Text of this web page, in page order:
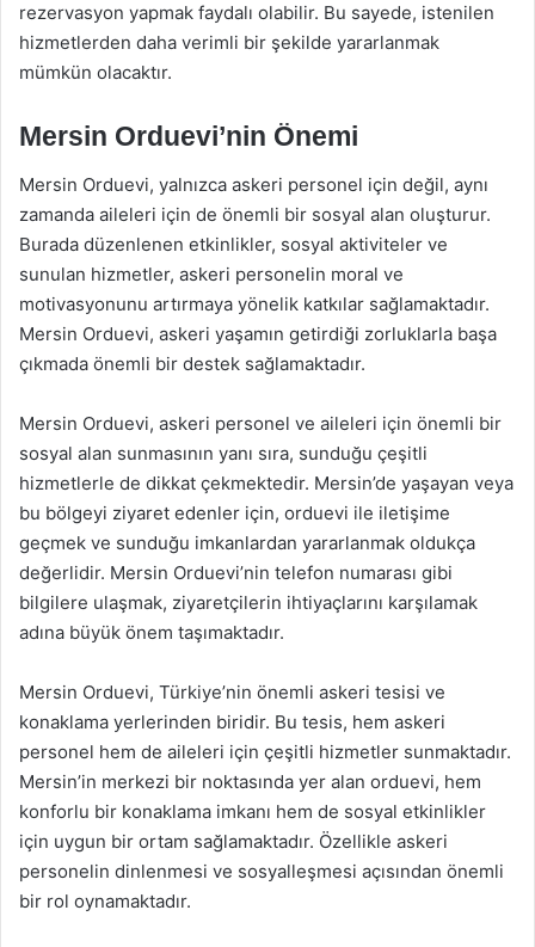
rezervasyon yapmak faydalı olabilir. Bu sayede, istenilen
hizmetlerden daha verimli bir şekilde yararlanmak
mümkün olacaktır.
Mersin Orduevi’nin Önemi
Mersin Orduevi, yalnızca askeri personel için değil, aynı
zamanda aileleri için de önemli bir sosyal alan oluşturur.
Burada düzenlenen etkinlikler, sosyal aktiviteler ve
sunulan hizmetler, askeri personelin moral ve
motivasyonunu artırmaya yönelik katkılar sağlamaktadır.
Mersin Orduevi, askeri yaşamın getirdiği zorluklarla başa
çıkmada önemli bir destek sağlamaktadır.
Mersin Orduevi, askeri personel ve aileleri için önemli bir
sosyal alan sunmasının yanı sıra, sunduğu çeşitli
hizmetlerle de dikkat çekmektedir. Mersin’de yaşayan veya
bu bölgeyi ziyaret edenler için, orduevi ile iletişime
geçmek ve sunduğu imkanlardan yararlanmak oldukça
değerlidir. Mersin Orduevi’nin telefon numarası gibi
bilgilere ulaşmak, ziyaretçilerin ihtiyaçlarını karşılamak
adına büyük önem taşımaktadır.
Mersin Orduevi, Türkiye’nin önemli askeri tesisi ve
konaklama yerlerinden biridir. Bu tesis, hem askeri
personel hem de aileleri için çeşitli hizmetler sunmaktadır.
Mersin’in merkezi bir noktasında yer alan orduevi, hem
konforlu bir konaklama imkanı hem de sosyal etkinlikler
için uygun bir ortam sağlamaktadır. Özellikle askeri
personelin dinlenmesi ve sosyalleşmesi açısından önemli
bir rol oynamaktadır.